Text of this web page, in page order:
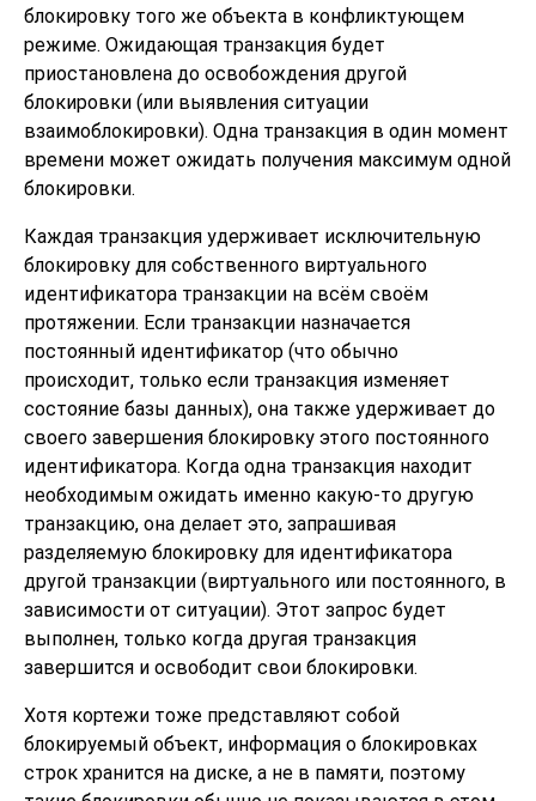
блокировку того же объекта в конфликтующем
режиме. Ожидающая транзакция будет
приостановлена до освобождения другой
блокировки (или выявления ситуации
взаимоблокировки). Одна транзакция в один момент
времени может ожидать получения максимум одной
блокировки.
Каждая транзакция удерживает исключительную
блокировку для собственного виртуального
идентификатора транзакции на всём своём
протяжении. Если транзакции назначается
постоянный идентификатор (что обычно
происходит, только если транзакция изменяет
состояние базы данных), она также удерживает до
своего завершения блокировку этого постоянного
идентификатора. Когда одна транзакция находит
необходимым ожидать именно какую-то другую
транзакцию, она делает это, запрашивая
разделяемую блокировку для идентификатора
другой транзакции (виртуального или постоянного, в
зависимости от ситуации). Этот запрос будет
выполнен, только когда другая транзакция
завершится и освободит свои блокировки.
Хотя кортежи тоже представляют собой
блокируемый объект, информация о блокировках
строк хранится на диске, а не в памяти, поэтому